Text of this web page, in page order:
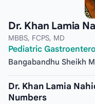
Dr. Khan Lamia
MBBS, FCPS, MD
Pediatric
Bangabandhu Sheikh
Dr. Khan Lamia
Numbers